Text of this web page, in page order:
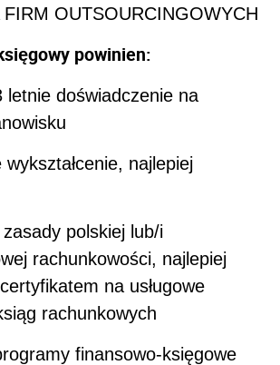
OUTSOURCINGOWYCH
powinien:
letnie doświadczenie na
najlepiej
polskiej lub/i
rachunkowości, najlepiej
na usługowe
rachunkowych
finansowo-księgowe